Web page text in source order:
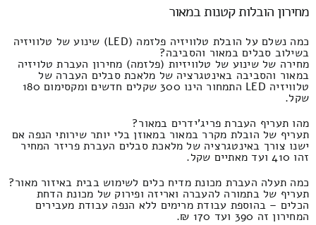
מחירון הובלות קטנות במאור
כמה נשלם על הובלת טלוויזיה פלזמה (LED) שינוע של טלוויזיה
בשילוב סבלים במאור והסביבה?
מחירה של שינוע של טלוויזיות (פלזמה) מחירון העברת טלויזיה
במאור והסביבה באינטגרציה של מלאכת סבלים העברה של
טלוויזיה LED התמחור הינו 300 שקלים חדשים ומקסימום 180
שקל.
מהו תעריף העברת פריג'ידרים במאור?
תעריף של הובלת מקרר במאור במאוזן בלי יותר שירותי הנפה אם
ישנו צורך באינטגרציה של מלאכת סבלים העברת פריזר המחיר
זהו 410 ועד מאתיים שקל.
כמה תעלה העברת מכונת מדיח כלים לשימוש בבית באיזור מאור?
תעריף של בתמורה להעברה ואריזה ופירוק של מכונת הדחת
הכלים – בהוספת עבודת מרימים ללא הנפה עבודת מעבירים
המחירון זה 390 ועד 170 ₪.